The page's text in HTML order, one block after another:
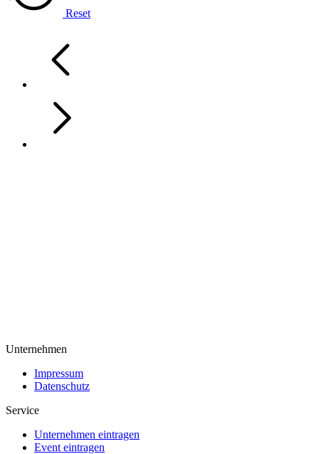
Reset
Unternehmen
Impressum
Datenschutz
Service
Unternehmen eintragen
Event eintragen